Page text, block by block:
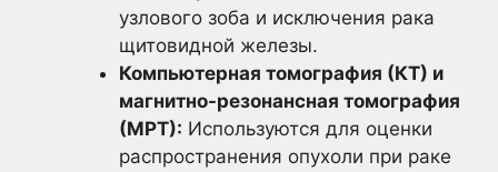
узлового зоба и исключения рака
щитовидной железы.
Компьютерная томография (КТ) и
магнитно-резонансная томография
(МРТ): Используются для оценки
распространения опухоли при раке